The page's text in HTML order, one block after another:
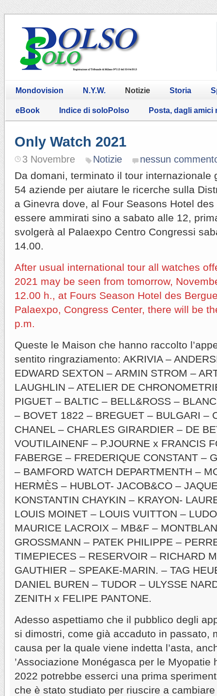
Mondovision N.Y.W. Notizie Storia
eBook Indice di soloPolso Posta, dagli amici
Only Watch 2021
3 Novembre Notizie nessun
Da domani, terminato il tour internazionale
54 aziende per aiutare le ricerche sulla
a Ginevra dove, al Four Seasons Hotel
essere ammirati sino a sabato alle 12,
svolgerà al Palaexpo Centro Congressi
14.00.
After usual international tour all watches
2021 may be seen from tomorrow,
12.00 h., at Fours Season Hotel des
Palaexpo, Congress Center, there will be
p.m.
Queste le Maison che hanno raccolto
sentito ringraziamento: AKRIVIA –
EDWARD SEXTON – ARMIN STROM –
LAUGHLIN – ATELIER DE
PIGUET – BALTIC – BELL&ROSS –
– BOVET 1822 – BREGUET – BULGARI –
CHANEL – CHARLES GIRARDIER – DE
VOUTILAINENF – P.JOURNE x FRANCIS
FABERGE – FREDERIQUE CONSTANT –
– BAMFORD WATCH DEPARTMENTH –
HERMÈS – HUBLOT- JACOB&CO –
KONSTANTIN CHAYKIN – KRAYON-
LOUIS MOINET – LOUIS VUITTON –
MAURICE LACROIX – MB&F –
GROSSMANN – PATEK PHILIPPE –
TIMEPIECES – RESERVOIR – RICHARD
GAUTHIER – SPEAKE-MARIN. – TAG
DANIEL BUREN – TUDOR – ULYSSE
ZENITH x FELIPE PANTONE.
Adesso aspettiamo che il pubblico degli
si dimostri, come già accaduto in passato,
causa per la quale viene indetta l’asta,
’Associazione Monégasca per le Myopatie
2022 potrebbe esserci una prima
che è stato studiato per riuscire a